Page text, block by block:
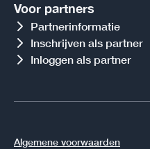
Voor partners
Partnerinformatie
Inschrijven als partner
Inloggen als partner
Algemene voorwaarden